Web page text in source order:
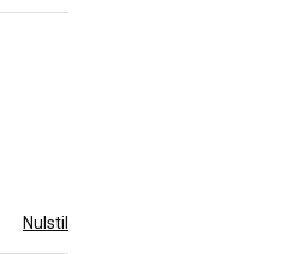
Nulstil